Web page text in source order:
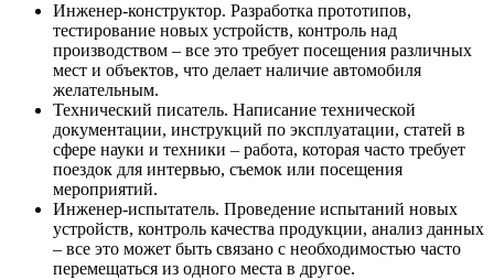
Инженер-конструктор. Разработка прототипов,
тестирование новых устройств, контроль над
производством – все это требует посещения различных
мест и объектов, что делает наличие автомобиля
желательным.
Технический писатель. Написание технической
документации, инструкций по эксплуатации, статей в
сфере науки и техники – работа, которая часто требует
поездок для интервью, съемок или посещения
мероприятий.
Инженер-испытатель. Проведение испытаний новых
устройств, контроль качества продукции, анализ данных
– все это может быть связано с необходимостью часто
перемещаться из одного места в другое.